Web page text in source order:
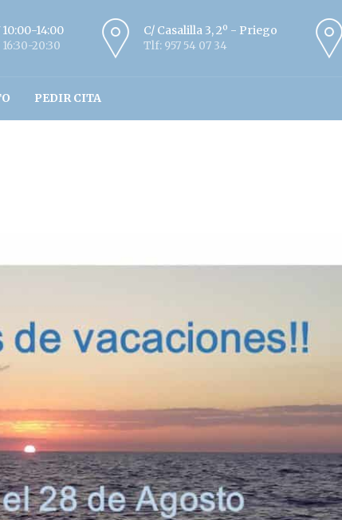
10:00-14:00
20:30
C/ Casalilla 3, 2º - Priego
Tlf: 957 54 07 34
PEDIR CITA